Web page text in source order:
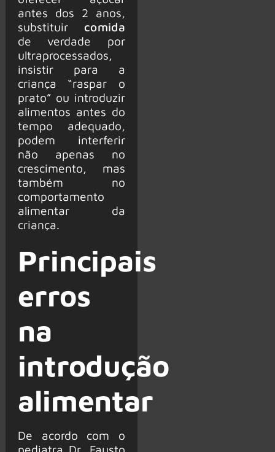
antes dos 2 anos,
substituir comida
de verdade por
ultraprocessados,
insistir para a
criança “raspar o
prato” ou introduzir
alimentos antes do
tempo adequado,
podem interferir
não apenas no
crescimento, mas
também no
comportamento
alimentar da
criança.
Principais
erros
na
introdução
alimentar
De acordo com o
pediatra Dr. Fausto